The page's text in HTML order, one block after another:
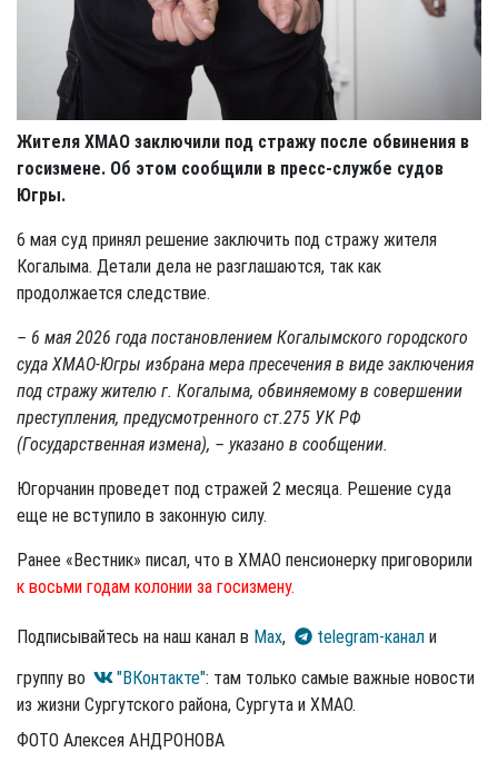
Жителя ХМАО заключили под стражу после обвинения в
госизмене. Об этом сообщили в пресс-службе судов
Югры.
6 мая суд принял решение заключить под стражу жителя
Когалыма. Детали дела не разглашаются, так как
продолжается следствие.
– 6 мая 2026 года постановлением Когалымского городского
суда ХМАО-Югры избрана мера пресечения в виде заключения
под стражу жителю г. Когалыма, обвиняемому в совершении
преступления, предусмотренного ст.275 УК РФ
(Государственная измена), – указано в сообщении.
Югорчанин проведет под стражей 2 месяца. Решение суда
еще не вступило в законную силу.
Ранее «Вестник» писал, что в ХМАО пенсионерку приговорили
к восьми годам колонии за госизмену.
Подписывайтесь на наш канал в Max, telegram-канал и
группу во
"ВКонтакте": там только самые важные новости
из жизни Сургутского района, Сургута и ХМАО.
ФОТО Алексея АНДРОНОВА